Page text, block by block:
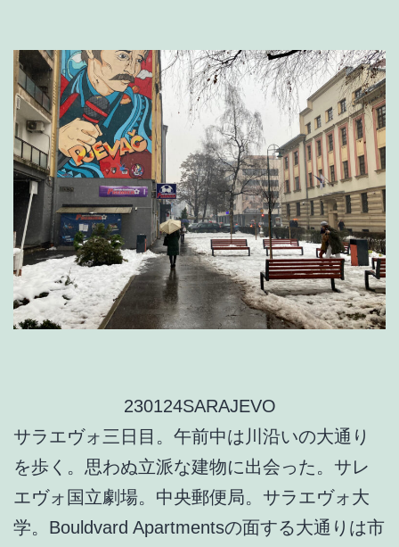
230124SARAJEVO
サラエヴォ三日目。午前中は川沿いの大通り
を歩く。思わぬ立派な建物に出会った。サレ
エヴォ国立劇場。中央郵便局。サラエヴォ大
学。Bouldvard Apartmentsの面する大通りは市